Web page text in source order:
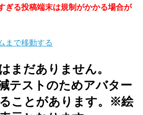
ぎる投稿端末は規制がかかる場合が
まで移動する
まだありません。
テストのためアバター
ことがあります。※絵